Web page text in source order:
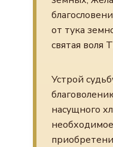
от тука
святая воля
Устрой
насущного